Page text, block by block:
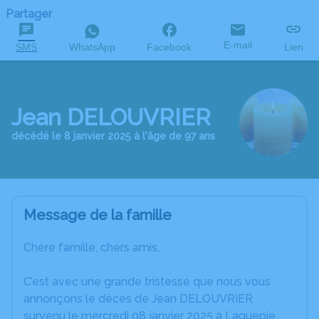
Partager
SMS WhatsApp Facebook E-mail Lien
Jean DELOUVRIER
décédé le 8 janvier 2025 à l'âge de 97 ans
Message de la famille
Chère famille, chers amis,
C’est avec une grande tristesse que nous vous
annonçons le décès de Jean DELOUVRIER
survenu le mercredi 08 janvier 2025 à Laguepie.